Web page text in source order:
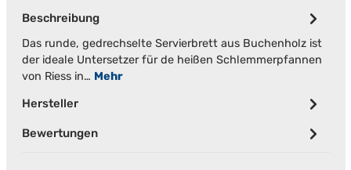
Beschreibung
Das runde, gedrechselte Servierbrett aus Buchenholz ist
der ideale Untersetzer für de heißen Schlemmerpfannen
von Riess in… Mehr
Hersteller
Bewertungen